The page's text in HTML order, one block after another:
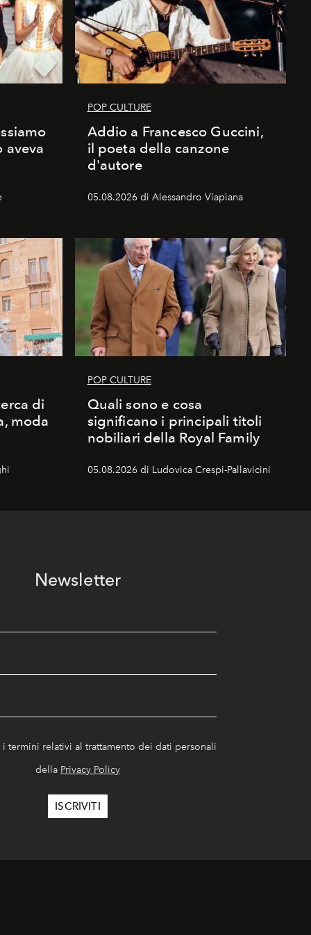
aveva
POP CULTURE
Addio a Francesco Guccini,
il poeta della canzone
d'autore
05.08.2026 di Alessandro Viapiana
di
moda
POP CULTURE
Quali sono e cosa
significano i principali titoli
nobiliari della Royal Family
05.08.2026 di Ludovica Crespi-Pallavicini
Newsletter
i termini relativi al trattamento dei dati personali
della Privacy Policy